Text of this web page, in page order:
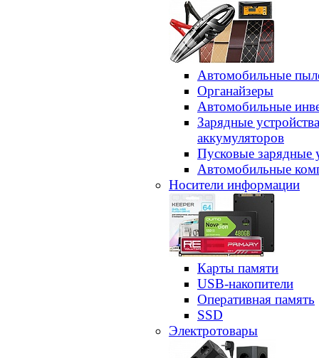
Автомобильные
Органайзеры
Автомобильные
Зарядные
аккумуляторов
Пусковые зарядные
Автомобильные
Носители информации
Карты памяти
USB-накопители
Оперативная память
SSD
Электротовары